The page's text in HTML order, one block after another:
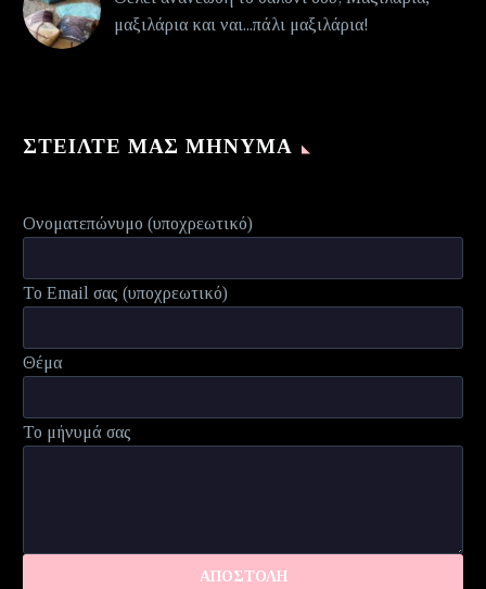
μαξιλάρια και ναι...πάλι μαξιλάρια!
ΣΤΕΊΛΤΕ ΜΑΣ ΜΉΝΥΜΑ
Ονοματεπώνυμο (υποχρεωτικό)
Το Email σας (υποχρεωτικό)
Θέμα
Το μήνυμά σας